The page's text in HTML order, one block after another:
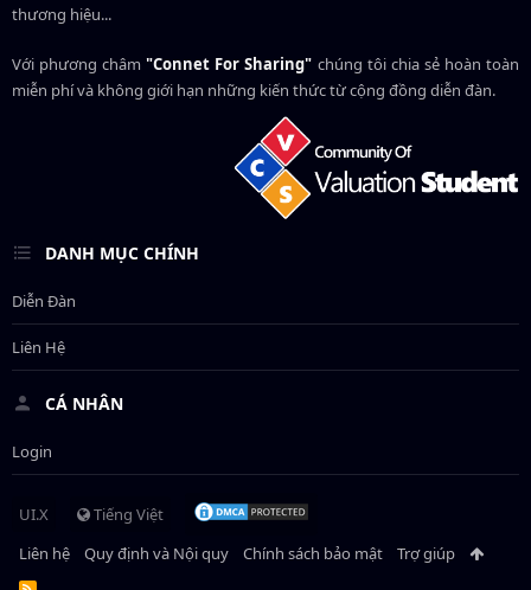
thương hiệu...
Với phương châm"Connet For Sharing" chúng tôi chia sẻ hoàn toàn
miễn phí và không giới hạn những kiến thức từ cộng đồng diễn đàn.
DANH MỤC CHÍNH
Diễn Đàn
Liên Hệ
CÁ NHÂN
Login
UI.X
Tiếng Việt
Liên hệ
Quy định và Nội quy Chính sách bảo mật Trợ giúp